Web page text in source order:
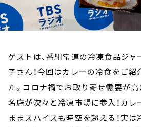
ゲストは、番組常連の冷凍食品ジ
子さん！今回はカレーの冷食をご
た。コロナ禍でお取り寄せ需要が高
名店が次々と冷凍市場に参入！カ
ままスパイスも時空を超える！実